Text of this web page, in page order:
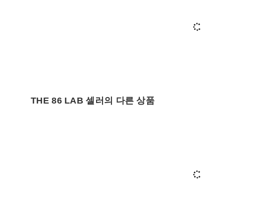
THE 86 LAB 셀러의 다른 상품